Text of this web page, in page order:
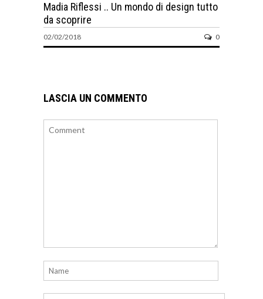
Madia Riflessi .. Un mondo di design tutto
da scoprire
02/02/2018 0
LASCIA UN COMMENTO